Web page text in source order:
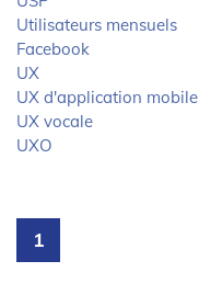
Utilisateurs mensuels
Facebook
UX
UX d'application mobile
UX vocale
UXO
1